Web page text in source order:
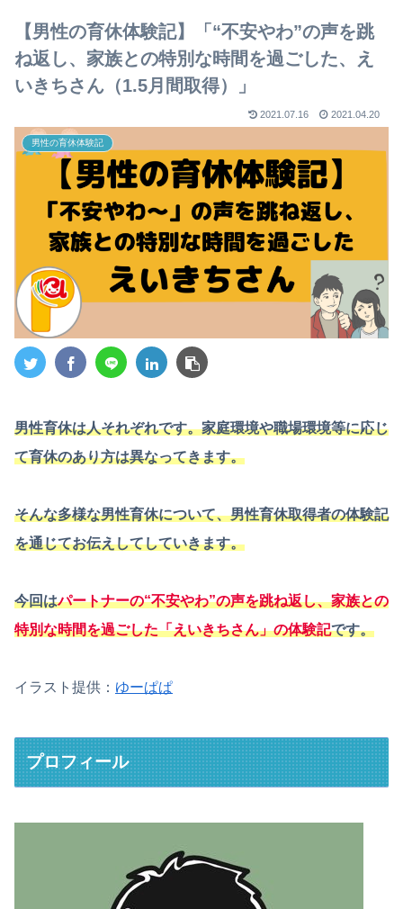
【男性の育休体験記】「“不安やわ”の声を跳
ね返し、家族との特別な時間を過ごした、え
いきちさん（1.5月間取得）」
2021.07.16 2021.04.20
男性の育休体験記
男性育休は人それぞれです。家庭環境や職場環境等に応じ
て育休のあり方は異なってきます。
そんな多様な男性育休について、男性育休取得者の体験記
を通じてお伝えしてしていきます。
今回はパートナーの“不安やわ”の声を跳ね返し、家族との
特別な時間を過ごした「えいきちさん」の体験記です。
イラスト提供： ゆーぱぱ
プロフィール